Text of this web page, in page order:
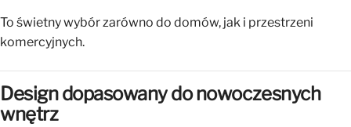
To świetny wybór zarówno do domów, jak i przestrzeni
komercyjnych.
Design dopasowany do nowoczesnych
wnętrz